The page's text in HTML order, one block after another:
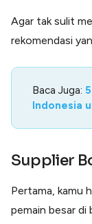
Agar tak sulit
rekomendasi
Baca Juga:
Indonesia
Supplier
Pertama, kamu
pemain besar di